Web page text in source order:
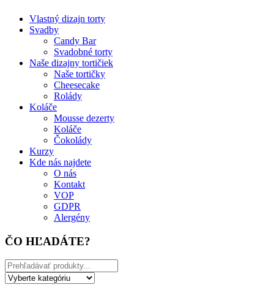
Vlastný dizajn torty
Svadby
Candy Bar
Svadobné torty
Naše dizajny tortičiek
Naše tortičky
Cheesecake
Rolády
Koláče
Mousse dezerty
Koláče
Čokolády
Kurzy
Kde nás najdete
O nás
Kontakt
VOP
GDPR
Alergény
ČO HĽADÁTE?